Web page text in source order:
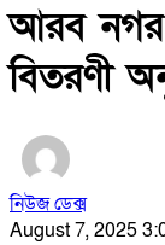
আরব নগর
বিতরণী
নিউজ ডেক্স
August 7, 2025